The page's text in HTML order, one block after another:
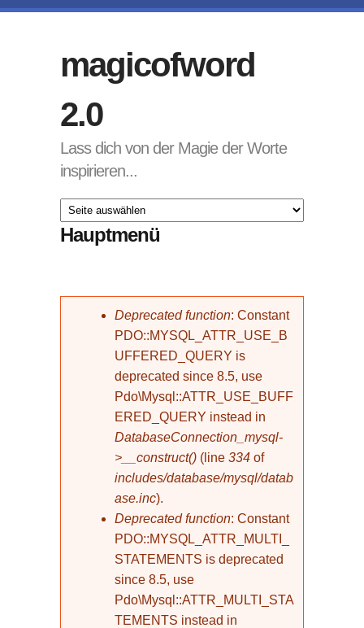
magicofword
2.0
Lass dich von der Magie der Worte
inspirieren...
Hauptmenü
Fehlermeldung
Deprecated function: Constant
PDO::MYSQL_ATTR_USE_B
UFFERED_QUERY is
deprecated since 8.5, use
Pdo\Mysql::ATTR_USE_BUFF
ERED_QUERY instead in
DatabaseConnection_mysql-
>__construct() (line 334 of
includes/database/mysql/datab
ase.inc).
Deprecated function: Constant
PDO::MYSQL_ATTR_MULTI_
STATEMENTS is deprecated
since 8.5, use
Pdo\Mysql::ATTR_MULTI_STA
TEMENTS instead in